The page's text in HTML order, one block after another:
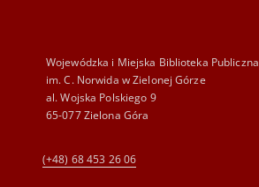
Wojewódzka i Miejska Biblioteka Publiczna
im. C. Norwida w Zielonej Górze
al. Wojska Polskiego 9
65-077 Zielona Góra
(+48) 68 453 26 06